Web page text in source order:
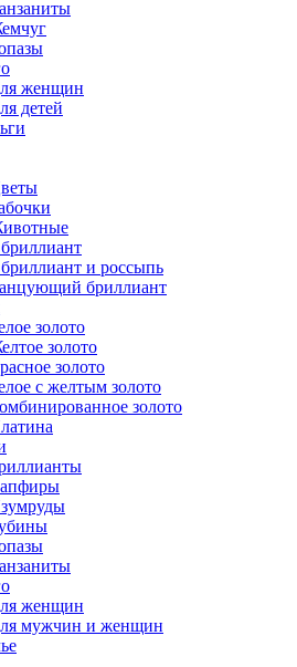
женщин
детей
и россыпь
бриллиант
золото
золото
золото
с желтым золото
золото
женщин
мужчин и женщин